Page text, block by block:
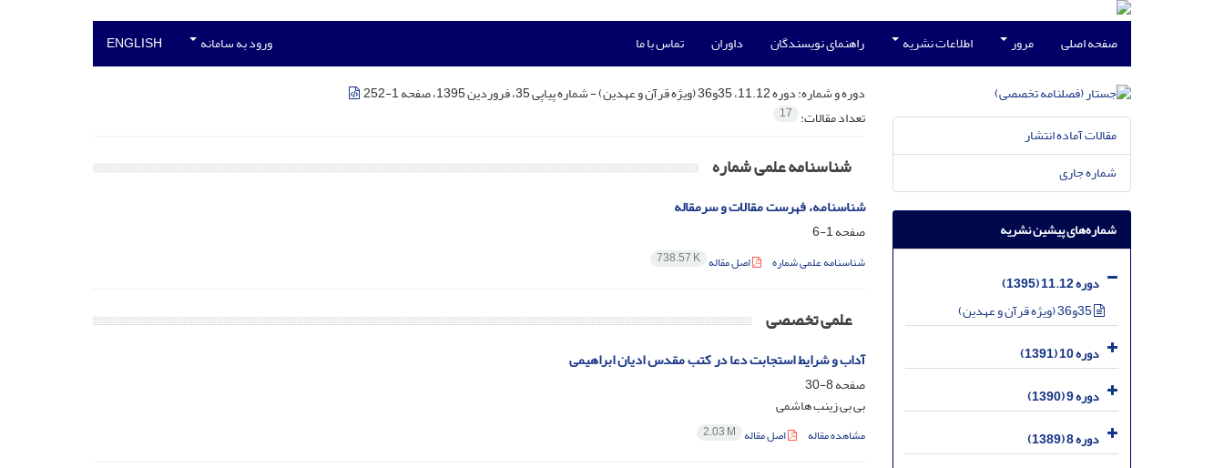
صفحه اصلی مرور اطلاعات نشریه راهنمای نویسندگان داوران تماس با ما ورود به سامانه ENGLISH
دوره و شماره:دوره 11.12، 35و36 (ویژه قرآن و عهدین) - شماره پیاپی 35، فروردین 1395، صفحه 1-252
تعداد مقالات: 17
شناسنامه علمی شماره
شناسنامه، فهرست مقالات و سرمقاله
صفحه1-6
شناسنامه علمی شماره اصل مقاله 738.57 K
علمی تخصصی
آداب و شرایط استجابت دعا در کتب مقدس ادیان ابراهیمی
صفحه8-30
بی بی زینب هاشمی
مشاهده مقاله اصل مقاله 2.03 M
مقالات آماده انتشار
شماره جاری
شماره‌های پیشین نشریه
دوره 11.12 (1395)
دوره 10 (1391)
دوره 9 (1390)
دوره 8 (1389)